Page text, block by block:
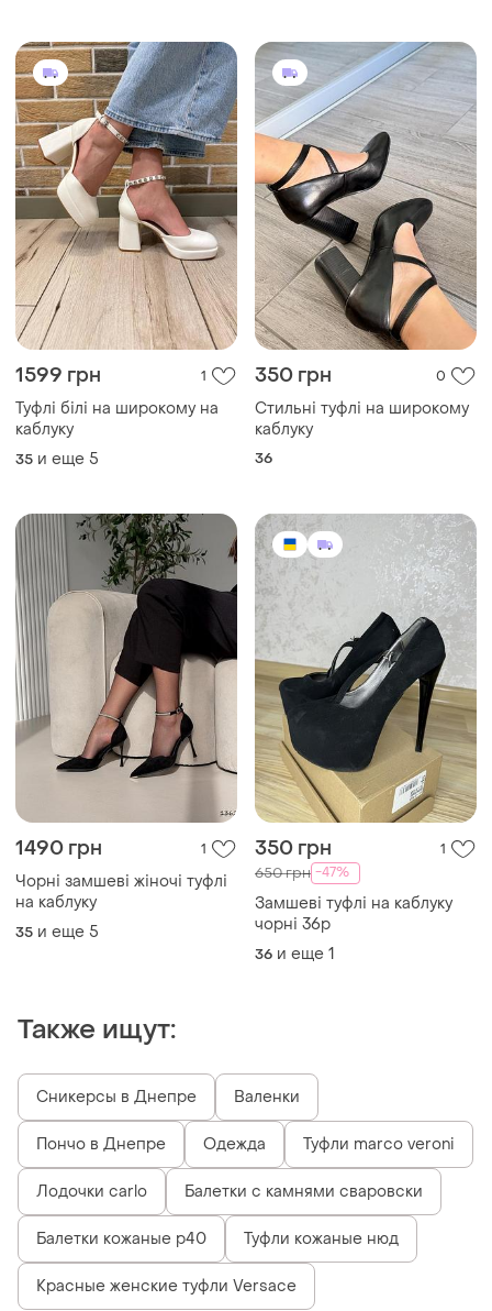
1599 грн 1
Туфлі білі на широкому на
каблуку
35 и еще 5
350 грн 0
Стильні туфлі на широкому
каблуку
36
1490 грн 1
Чорні замшеві жіночі туфлі
на каблуку
35 и еще 5
350 грн 1
650 грн -47%
Замшеві туфлі на каблуку
чорні 36р
36 и еще 1
Также ищут:
Сникерсы в Днепре Валенки
Пончо в Днепре Одежда Туфли marco veroni
Лодочки carlo Балетки с камнями сваровски
Балетки кожаные р40 Туфли кожаные нюд
Красные женские туфли Versace